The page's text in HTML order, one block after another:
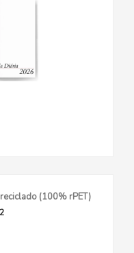
(100% rPET)